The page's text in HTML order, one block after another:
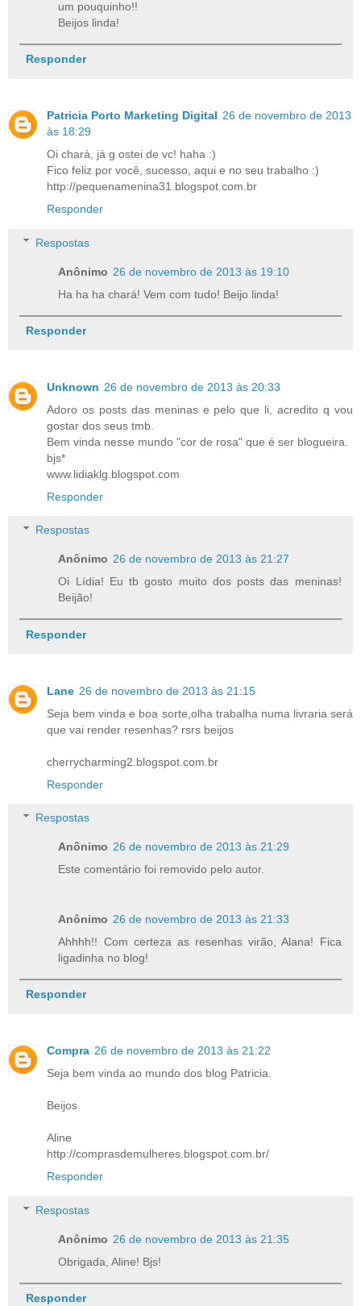
um pouquinho!!
Beijos linda!
Responder
Patricia Porto Marketing Digital 26 de novembro de 2013
às 18:29
Oi chará, já g ostei de vc! haha :)
Fico feliz por você, sucesso, aqui e no seu trabalho :)
http://pequenamenina31.blogspot.com.br
Responder
Respostas
Anônimo 26 de novembro de 2013 às 19:10
Ha ha ha chará! Vem com tudo! Beijo linda!
Responder
Unknown 26 de novembro de 2013 às 20:33
Adoro os posts das meninas e pelo que li, acredito q vou
gostar dos seus tmb.
Bem vinda nesse mundo "cor de rosa" que é ser blogueira.
bjs*
www.lidiaklg.blogspot.com
Responder
Respostas
Anônimo 26 de novembro de 2013 às 21:27
Oi Lídia! Eu tb gosto muito dos posts das meninas!
Beijão!
Responder
Lane 26 de novembro de 2013 às 21:15
Seja bem vinda e boa sorte,olha trabalha numa livraria será
que vai render resenhas? rsrs beijos
cherrycharming2.blogspot.com.br
Responder
Respostas
Anônimo 26 de novembro de 2013 às 21:29
Este comentário foi removido pelo autor.
Anônimo 26 de novembro de 2013 às 21:33
Ahhhh!! Com certeza as resenhas virão, Alana! Fica
ligadinha no blog!
Responder
Compra 26 de novembro de 2013 às 21:22
Seja bem vinda ao mundo dos blog Patricia.
Beijos
Aline
http://comprasdemulheres.blogspot.com.br/
Responder
Respostas
Anônimo 26 de novembro de 2013 às 21:35
Obrigada, Aline! Bjs!
Responder